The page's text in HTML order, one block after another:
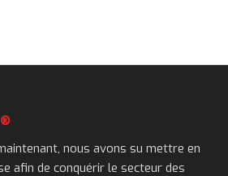
®
nous avons su mettre en
afin de conquérir le secteur des